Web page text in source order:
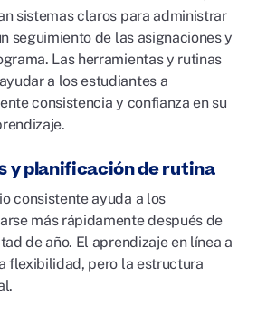
sistemas claros para administrar
seguimiento de las asignaciones y
Las herramientas y rutinas
a los estudiantes a
consistencia y confianza en su
y planificación de rutina
consistente ayuda a los
más rápidamente después de
de año. El aprendizaje en línea a
flexibilidad, pero la estructura